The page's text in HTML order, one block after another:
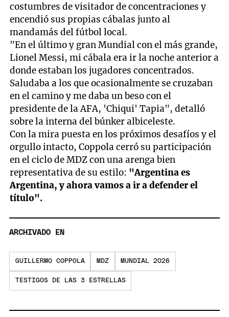
costumbres de visitador de concentraciones y
encendió sus propias cábalas junto al
mandamás del fútbol local.
"En el último y gran Mundial con el más grande,
Lionel Messi, mi cábala era ir la noche anterior a
donde estaban los jugadores concentrados.
Saludaba a los que ocasionalmente se cruzaban
en el camino y me daba un beso con el
presidente de la AFA, 'Chiqui' Tapia", detalló
sobre la interna del búnker albiceleste.
Con la mira puesta en los próximos desafíos y el
orgullo intacto, Coppola cerró su participación
en el ciclo de MDZ con una arenga bien
representativa de su estilo: "Argentina es
Argentina, y ahora vamos a ir a defender el
título".
ARCHIVADO EN
GUILLERMO COPPOLA MDZ MUNDIAL 2026
TESTIGOS DE LAS 3 ESTRELLAS